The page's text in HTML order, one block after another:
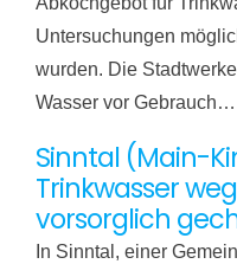
Untersuchungen
wurden. Die
Wasser vor Gebrauch…
Sinntal (Main-
Trinkwasser
vorsorglich
In Sinntal, einer